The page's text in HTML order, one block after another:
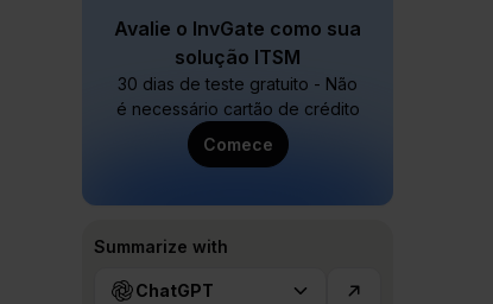
Avalie o InvGate como sua
solução ITSM
30 dias de teste gratuito - Não
é necessário cartão de crédito
Comece
Summarize with
ChatGPT